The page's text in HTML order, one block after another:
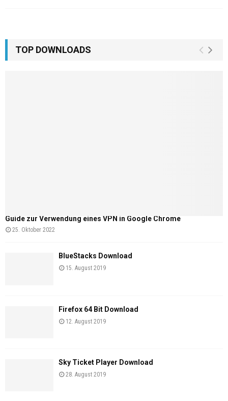
TOP DOWNLOADS
Guide zur Verwendung eines VPN in Google Chrome
25. Oktober 2022
BlueStacks Download
15. August 2019
Firefox 64 Bit Download
12. August 2019
Sky Ticket Player Download
28. August 2019